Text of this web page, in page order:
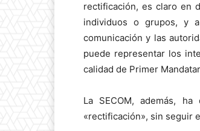
rectificación, es claro en
individuos o grupos, y
comunicación y las
puede representar los
calidad de Primer
La SECOM, además,
«rectificación», sin seguir